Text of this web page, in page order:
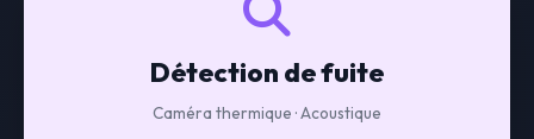
Détection de fuite
Caméra thermique · Acoustique